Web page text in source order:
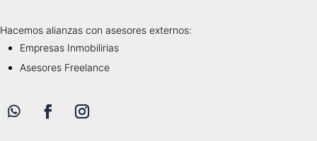
Hacemos alianzas con asesores externos:
Empresas Inmobilirias
Asesores Freelance